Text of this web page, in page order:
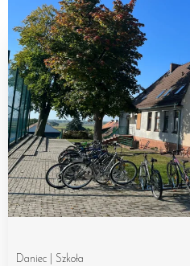
Daniec | Szkoła